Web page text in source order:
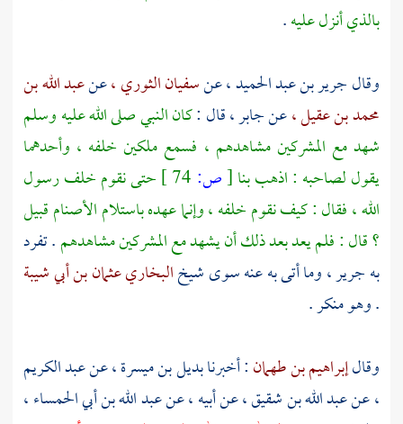
بالذي أنزل عليه.
وقالجرير بن عبد الحميد ،عنسفيان الثوري ،عنعبد الله بن
محمد بن عقيل ،عنجابر ،قال :كان النبي صلى الله عليه وسلم
شهد مع المشركين مشاهدهم ، فسمع ملكين خلفه ، وأحدهما
يقول لصاحبه : اذهب بنا[ص:
حتى نقوم خلف رسول
الله ، فقال : كيف نقوم خلفه ، وإنما عهده باستلام الأصنام قبيل
؟ قال : فلم يعد بعد ذلك أن يشهد مع المشركين مشاهدهم. تفرد
بهجرير ،وما أتى به عنه سوى شيخالبخاريعثمان بن أبي شيبة
. وهو منكر .
وقالإبراهيم بن طهمان: أخبرنابديل بن ميسرة ،عنعبد الكريم
،عنعبد الله بن شقيق ،عن أبيه ، عنعبد الله بن أبي الحمساء ،